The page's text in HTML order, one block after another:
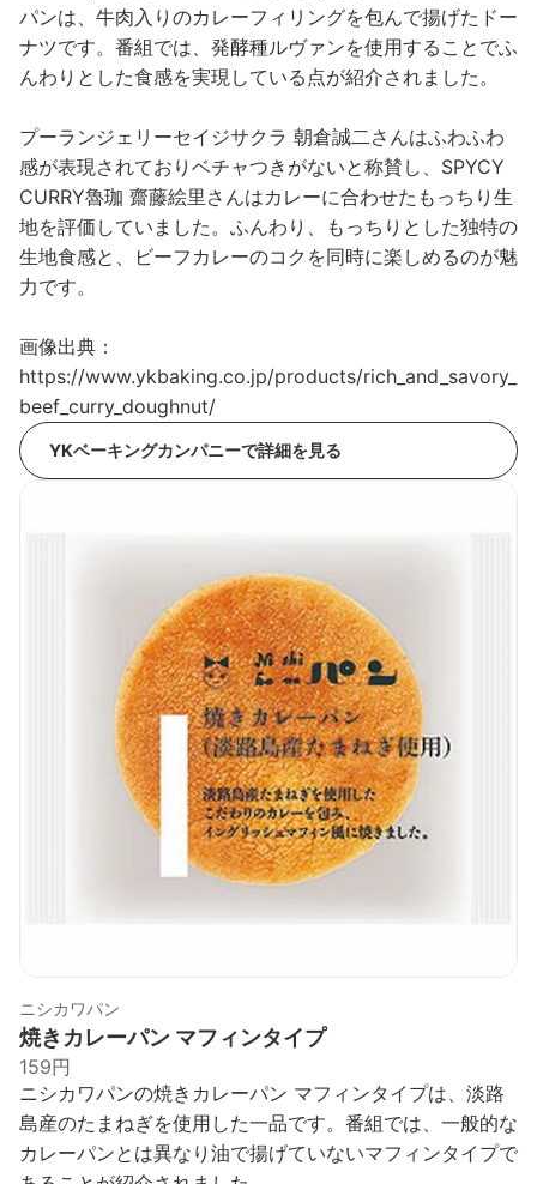
パンは、牛肉入りのカレーフィリングを包んで揚げたドー
ナツです。番組では、発酵種ルヴァンを使用することでふ
んわりとした食感を実現している点が紹介されました。
プーランジェリーセイジサクラ 朝倉誠二さんはふわふわ
感が表現されておりベチャつきがないと称賛し、SPYCY
CURRY魯珈 齋藤絵里さんはカレーに合わせたもっちり生
地を評価していました。ふんわり、もっちりとした独特の
生地食感と、ビーフカレーのコクを同時に楽しめるのが魅
力です。
画像出典：
https://www.ykbaking.co.jp/products/rich_and_savory_
beef_curry_doughnut/
YKベーキングカンパニーで詳細を見る
ニシカワパン
焼きカレーパン マフィンタイプ
159円
ニシカワパンの焼きカレーパン マフィンタイプは、淡路
島産のたまねぎを使用した一品です。番組では、一般的な
カレーパンとは異なり油で揚げていないマフィンタイプで